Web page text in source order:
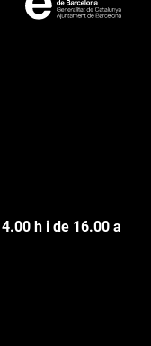
h i de 16.00 a